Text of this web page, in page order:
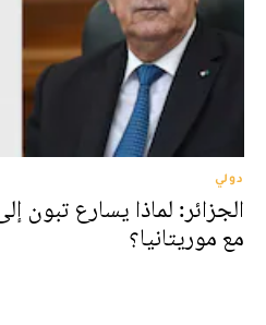
دولي
الجزائر: لماذا يسارع تبون
مع موريتانيا؟